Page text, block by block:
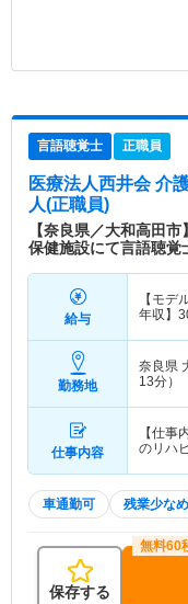
言語聴覚士 正職員
医療法人西井会 介
人(正職員)
【奈良県／大和高田
保健施設にて言語聴覚
給与
【モデ
年収】
勤務地
奈良県
13分）
仕事内容
【仕事
のリハ
車通勤可 残業少なめ
保存する